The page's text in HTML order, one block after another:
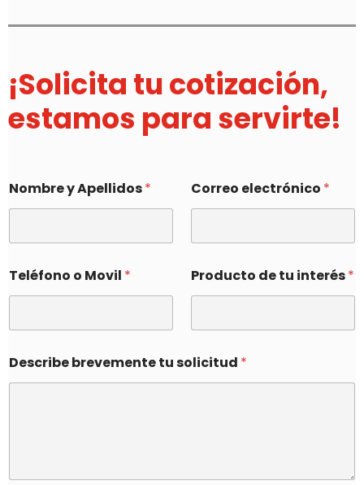
¡Solicita tu cotización,
estamos para servirte!
Nombre y Apellidos* Correo electrónico *
Teléfono o Movil * Producto de tu interés*
Describe brevemente tu solicitud *